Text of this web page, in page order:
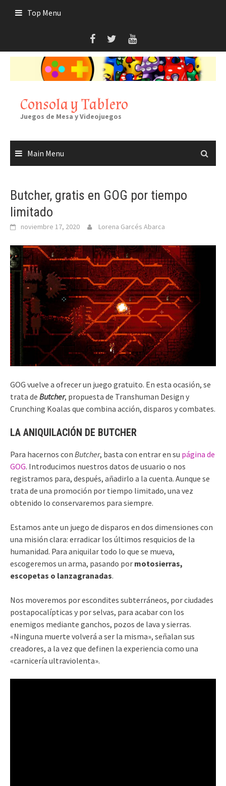
Top Menu
Consola y Tablero
Juegos de Mesa y Videojuegos
Main Menu
Butcher, gratis en GOG por tiempo
limitado
noviembre 17, 2020 Lorena Garcés Abarca
GOG vuelve a ofrecer un juego gratuito. En esta ocasión, se
trata de Butcher, propuesta de Transhuman Design y
Crunching Koalas que combina acción, disparos y combates.
LA ANIQUILACIÓN DE BUTCHER
Para hacernos con Butcher, basta con entrar en su página de
GOG. Introducimos nuestros datos de usuario o nos
registramos para, después, añadirlo a la cuenta. Aunque se
trata de una promoción por tiempo limitado, una vez
obtenido lo conservaremos para siempre.
Estamos ante un juego de disparos en dos dimensiones con
una misión clara: erradicar los últimos resquicios de la
humanidad. Para aniquilar todo lo que se mueva,
escogeremos un arma, pasando por motosierras,
escopetas o lanzagranadas.
Nos moveremos por escondites subterráneos, por ciudades
postapocalípticas y por selvas, para acabar con los
enemigos mediante ganchos, pozos de lava y sierras.
«Ninguna muerte volverá a ser la misma», señalan sus
creadores, a la vez que definen la experiencia como una
«carnicería ultraviolenta».